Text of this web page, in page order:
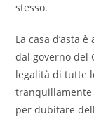
stesso.
La casa d’asta
dal governo del
legalità di tutte
tranquillamente
per dubitare